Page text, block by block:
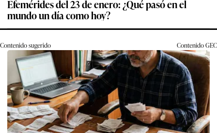
Efemérides del 23 de enero: ¿Qué pasó en el
mundo un día como hoy?
Contenido sugerido ContenidoGEC